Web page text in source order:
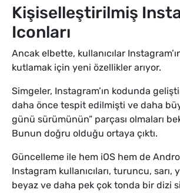
Kişiselleştirilmiş
Iconları
Ancak elbette, kullanıcılar
kutlamak için yeni özellikler arıyor.
Simgeler, Instagram’ın kodunda
daha önce tespit edilmişti ve daha
günü sürümünün” parçası olmaları
Bunun doğru olduğu ortaya çıktı.
Güncelleme ile hem iOS hem de
Instagram kullanıcıları, turuncu, sarı,
beyaz ve daha pek çok tonda bir dizi